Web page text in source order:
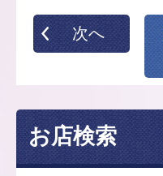
次へ
お店検索